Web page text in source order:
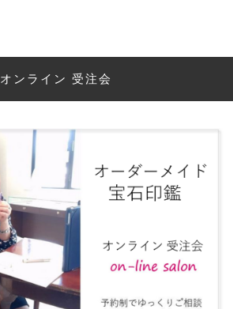
オンライン 受注会